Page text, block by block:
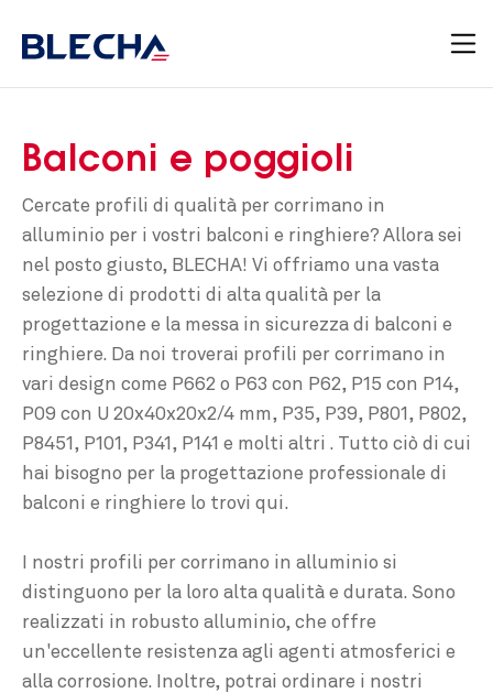
Balconi e poggioli
Cercate profili di qualità per corrimano in
alluminio per i vostri balconi e ringhiere? Allora sei
nel posto giusto, BLECHA! Vi offriamo una vasta
selezione di prodotti di alta qualità per la
progettazione e la messa in sicurezza di balconi e
ringhiere. Da noi troverai profili per corrimano in
vari design come P662 o P63 con P62, P15 con P14,
P09 con U 20x40x20x2/4 mm, P35, P39, P801, P802,
P8451, P101, P341, P141 e molti altri . Tutto ciò di cui
hai bisogno per la progettazione professionale di
balconi e ringhiere lo trovi qui.
I nostri profili per corrimano in alluminio si
distinguono per la loro alta qualità e durata. Sono
realizzati in robusto alluminio, che offre
un'eccellente resistenza agli agenti atmosferici e
alla corrosione. Inoltre, potrai ordinare i nostri